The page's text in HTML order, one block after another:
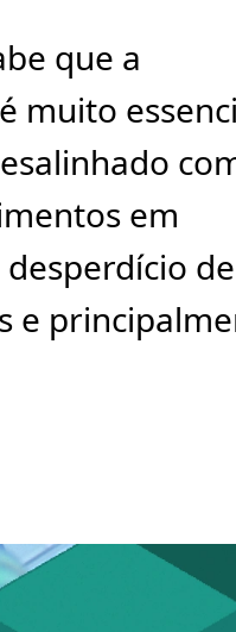
que a
muito
em
de
e